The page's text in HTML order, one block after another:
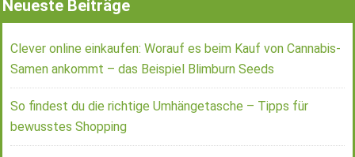
Neueste Beiträge
Clever online einkaufen: Worauf es beim Kauf von Cannabis-
Samen ankommt – das Beispiel Blimburn Seeds
So findest du die richtige Umhängetasche – Tipps für
bewusstes Shopping